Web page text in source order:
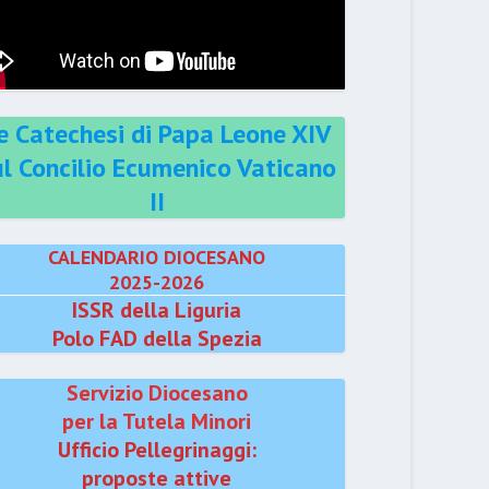
Catechesi di Papa Leone XIV
Concilio Ecumenico Vaticano
II
CALENDARIO DIOCESANO
2025-2026
ISSR della Liguria
Polo FAD della Spezia
Servizio Diocesano
per la Tutela Minori
Ufficio Pellegrinaggi:
proposte attive